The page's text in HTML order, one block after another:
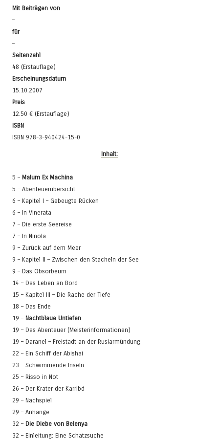
Mit Beiträgen von
–
für
–
Seitenzahl
48 (Erstauflage)
Erscheinungsdatum
15.10.2007
Preis
12.50 € (Erstauflage)
ISBN
ISBN 978-3-940424-15-0
Inhalt:
5 – Malum Ex Machina
5 – Abenteuerübersicht
6 – Kapitel I – Gebeugte Rücken
6 – In Vinerata
7 – Die erste Seereise
7 – In Ninola
9 – Zurück auf dem Meer
9 – Kapitel II – Zwischen den Stacheln der See
9 – Das Obsorbeum
14 – Das Leben an Bord
15 – Kapitel III – Die Rache der Tiefe
18 – Das Ende
19 – Nachtblaue Untiefen
19 – Das Abenteuer (Meisterinformationen)
19 – Daranel – Freistadt an der Rusiarmündung
22 – Ein Schiff der Abishai
23 – Schwimmende Inseln
25 – Risso in Not
26 – Der Krater der Karribd
29 – Nachspiel
29 – Anhänge
32 – Die Diebe von Belenya
32 – Einleitung: Eine Schatzsuche